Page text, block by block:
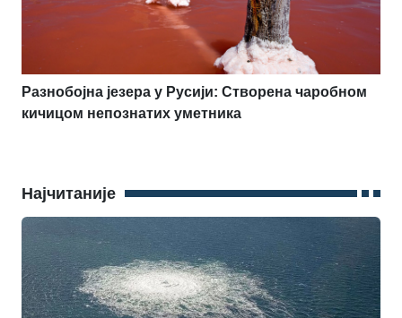
Разнобојна језера у Русији: Створена чаробном
кичицом непознатих уметника
Најчитаније